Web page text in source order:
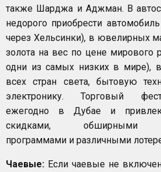
также Шарджа и Аджман. В
недорого приобрести
через Хельсинки), в ювелирных
золота на вес по цене
одни из самых низких в мире),
всех стран света, бытовую
электронику. Торговый
ежегодно в Дубае и
скидками, обширными
программами и различными
Чаевые: Если чаевые не